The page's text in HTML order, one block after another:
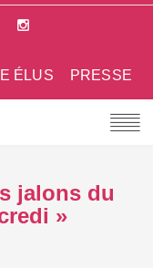
PRESSE
ÉLUS
jalons du
»